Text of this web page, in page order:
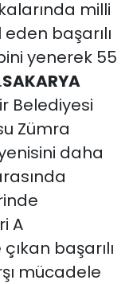
milli
başarılı
yenerek 55
SAKARYA
Belediyesi
Zümra
daha
A
başarılı
mücadele